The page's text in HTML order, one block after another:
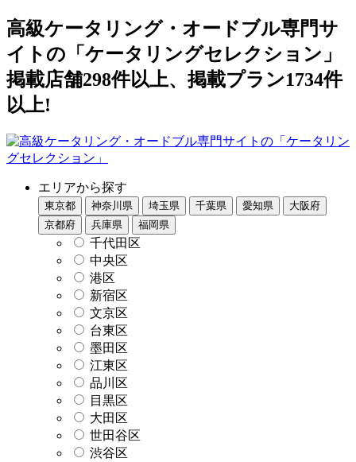
高級ケータリング・オードブル専門サ
イトの「ケータリングセレクション」
掲載店舗298件以上、掲載プラン1734件
以上!
エリアから探す
東京都 神奈川県 埼玉県 千葉県 愛知県
大阪府
京都府
兵庫県 福岡県
千代田区
中央区
港区
新宿区
文京区
台東区
墨田区
江東区
品川区
目黒区
大田区
世田谷区
渋谷区